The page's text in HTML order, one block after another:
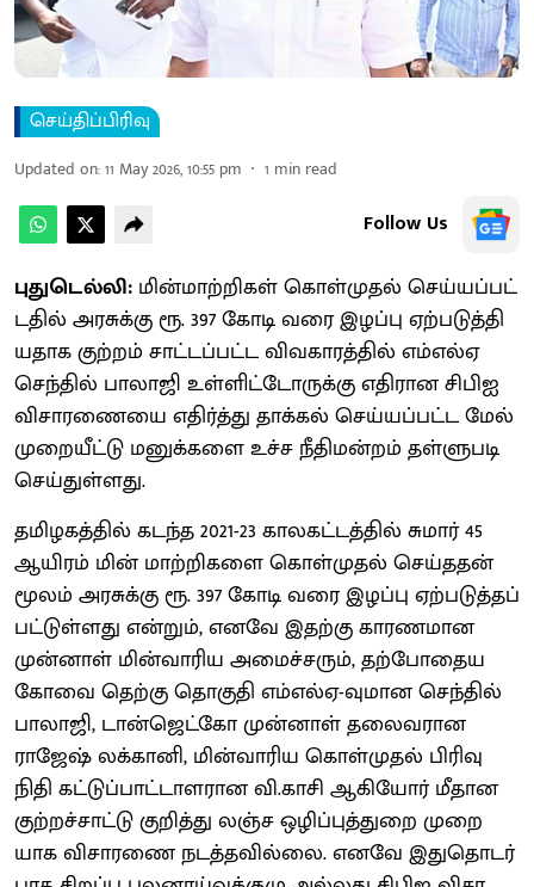
செய்திப்பிரிவு
Updated on:11 May 2026, 10:55 pm 1 min read
Follow Us
புதுடெல்லி: மின்​மாற்​றிகள் கொள்​முதல் செய்​யப்​பட்​
ட​தில் அரசுக்கு ரூ. 397 கோடி வரை இழப்பு ஏற்​படுத்​தி​
ய​தாக குற்​றம் சாட்​டப்​பட்ட விவ​காரத்​தில் எம்​எல்ஏ
செந்​தில் பாலாஜி உள்​ளிட்​டோருக்கு எதி​ரான சிபிஐ
விசா​ரணையை எதிர்த்து தாக்​கல் செய்யப்​பட்ட மேல்​
முறை​யீட்டு மனுக்​களை உச்ச நீதி​மன்​றம் தள்ளு​படி
செய்​துள்​ளது.
தமிழகத்​தில் கடந்த 2021-23 கால​கட்​டத்​தில் சுமார் 45
ஆயிரம் மின் மாற்​றிகளை கொள்​முதல் செய்​ததன்
மூலம் அரசுக்கு ரூ. 397 கோடி வரை இழப்பு ஏற்​படுத்​தப்​
பட்​டுள்​ளது என்​றும், எனவே இதற்கு காரண​மான
முன்​னாள் மின்​வாரிய அமைச்​சரும், தற்​போதைய
கோவை தெற்கு தொகுதி எம்​எல்​ஏ-வு​மான செந்​தில்
பாலாஜி, டான்​ஜெட்கோ முன்​னாள் தலை​வ​ரான
ராஜேஷ் லக்​கானி, மின்​வாரிய கொள்​முதல் பிரிவு
நிதி கட்​டுப்​பாட்​டாள​ரான வி.​காசி ஆகியோர் மீதான
குற்​றச்​சாட்டு குறித்து லஞ்ச ஒழிப்​புத்​துறை முறை​
யாக விசா​ரணை நடத்​த​வில்​லை. எனவே இதுதொடர்​